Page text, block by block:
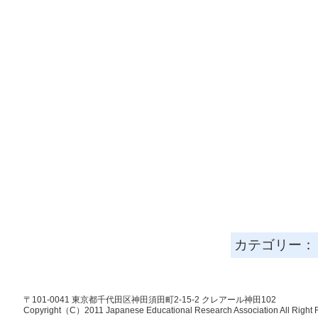
カテゴリー：
〒101-0041 東京都千代田区神田須田町2-15-2 クレアール神田102
Copyright（C）2011 Japanese Educational Research Association All Right